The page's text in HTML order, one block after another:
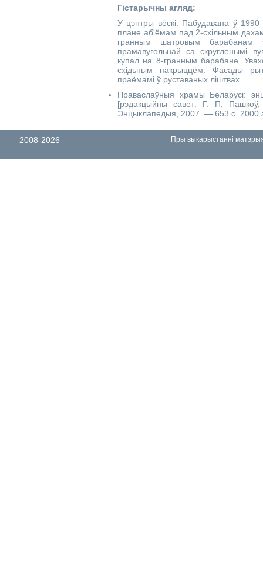
Гістарычны агляд:
У цэнтры вёскі. Пабудавана ў
плане аб'ёмам пад 2-схільным
гранным шатровым
прамавугольнай са скругленымі
купал на 8-гранным барабане.
східьным пакрыццём. Фасады
праёмамі ў руставаных ліштвах.
Праваслаўныя храмы Беларусі:
[рэдакцыйны савет: Г. П.
Энцыклапедыя, 2007. — 653 с. 2000
2008-2026 Пры выкарыстанні